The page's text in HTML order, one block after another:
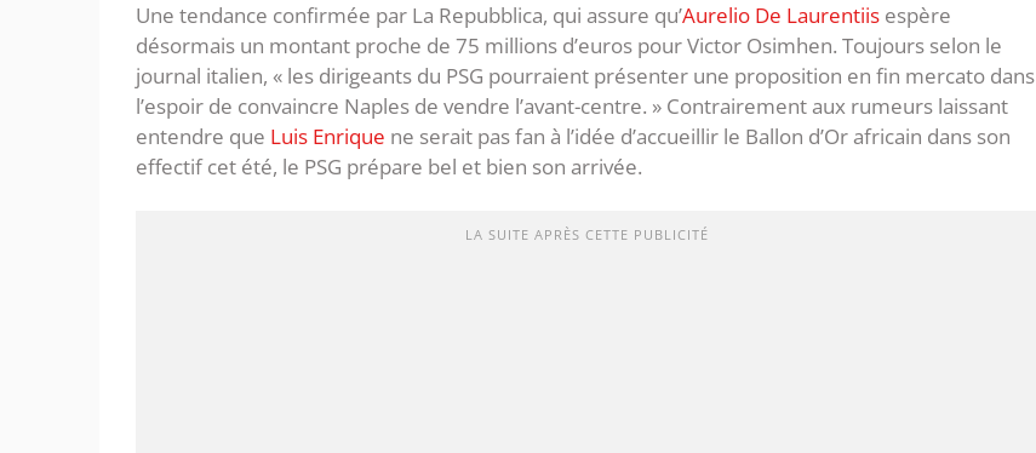
Une tendance confirmée par La Repubblica, qui assure qu’Aurelio De Laurentiis espère
désormais un montant proche de 75 millions d’euros pour Victor Osimhen. Toujours selon le
journal italien, « les dirigeants du PSG pourraient présenter une proposition en fin mercato dans
l’espoir de convaincre Naples de vendre l’avant-centre. » Contrairement aux rumeurs laissant
entendre que Luis Enrique ne serait pas fan à l’idée d’accueillir le Ballon d’Or africain dans son
effectif cet été, le PSG prépare bel et bien son arrivée.
LA SUITE APRÈS CETTE PUBLICITÉ